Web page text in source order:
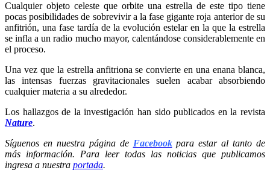
Cualquier objeto celeste que orbite una estrella de este tipo tiene
pocas posibilidades de sobrevivir a la fase gigante roja anterior de su
anfitrión, una fase tardía de la evolución estelar en la que la estrella
se infla a un radio mucho mayor, calentándose considerablemente en
el proceso.
Una vez que la estrella anfitriona se convierte en una enana blanca,
las intensas fuerzas gravitacionales suelen acabar absorbiendo
cualquier materia a su alrededor.
Los hallazgos de la investigación han sido publicados en la revista
Nature.
Síguenos en nuestra página de Facebookpara estar al tanto de
más información. Para leer todas las noticias que publicamos
ingresa a nuestra portada.